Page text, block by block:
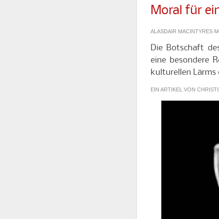
Moral für
ALASDAIR MACINTYRES
Die Botschaft
eine besondere
kulturellen
EIN ARTIKEL VON